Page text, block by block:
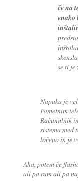
če na
enako
se ti je
Napaka je
Pametnim
Računalnik
sistema med
ločeno in je
Aha, potem če
ali pa ram ali pa